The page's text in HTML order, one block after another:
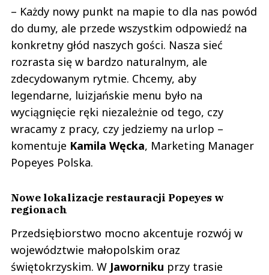
– Każdy nowy punkt na mapie to dla nas powód
do dumy, ale przede wszystkim odpowiedź na
konkretny głód naszych gości. Nasza sieć
rozrasta się w bardzo naturalnym, ale
zdecydowanym rytmie. Chcemy, aby
legendarne, luizjańskie menu było na
wyciągnięcie ręki niezależnie od tego, czy
wracamy z pracy, czy jedziemy na urlop –
komentuje Kamila Węcka, Marketing Manager
Popeyes Polska.
Nowe lokalizacje restauracji Popeyes w
regionach
Przedsiębiorstwo mocno akcentuje rozwój w
województwie małopolskim oraz
świętokrzyskim. W Jaworniku przy trasie